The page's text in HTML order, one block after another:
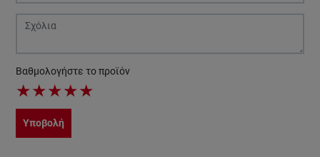
Βαθμολογήστε το προϊόν
★★★★★
Υποβολή